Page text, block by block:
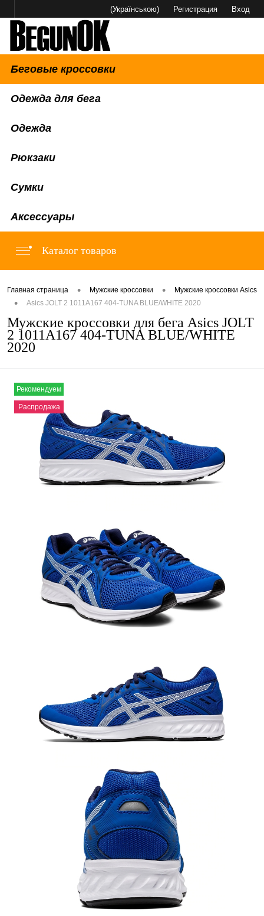
(Українською) Регистрация Вход
Беговые кроссовки
Одежда для бега
Одежда
Рюкзаки
Сумки
Аксессуары
Каталог товаров
Главная страница • Мужские кроссовки • Мужские кроссовки Asics
• Asics JOLT 2 1011A167 404-TUNA BLUE/WHITE 2020
Мужские кроссовки для бега Asics JOLT
2 1011A167 404-TUNA BLUE/WHITE
2020
Рекомендуем
Распродажа